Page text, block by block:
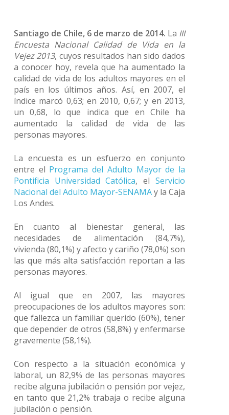
Santiago de Chile, 6 de marzo de 2014. La III
Encuesta Nacional Calidad de Vida en la
Vejez 2013, cuyos resultados han sido dados
a conocer hoy, revela que ha aumentado la
calidad de vida de los adultos mayores en el
país en los últimos años. Así, en 2007, el
índice marcó 0,63; en 2010, 0,67; y en 2013,
un 0,68, lo que indica que en Chile ha
aumentado la calidad de vida de las
personas mayores.
La encuesta es un esfuerzo en conjunto
entre el Programa del Adulto Mayor de la
Pontificia Universidad Católica, el Servicio
Nacional del Adulto Mayor-SENAMAy la Caja
Los Andes.
En cuanto al bienestar general, las
necesidades de alimentación (84,7%),
vivienda (80,1%) y afecto y cariño (78,0%) son
las que más alta satisfacción reportan a las
personas mayores.
Al igual que en 2007, las mayores
preocupaciones de los adultos mayores son:
que fallezca un familiar querido (60%), tener
que depender de otros (58,8%) y enfermarse
gravemente (58,1%).
Con respecto a la situación económica y
laboral, un 82,9% de las personas mayores
recibe alguna jubilación o pensión por vejez,
en tanto que 21,2% trabaja o recibe alguna
jubilación o pensión.